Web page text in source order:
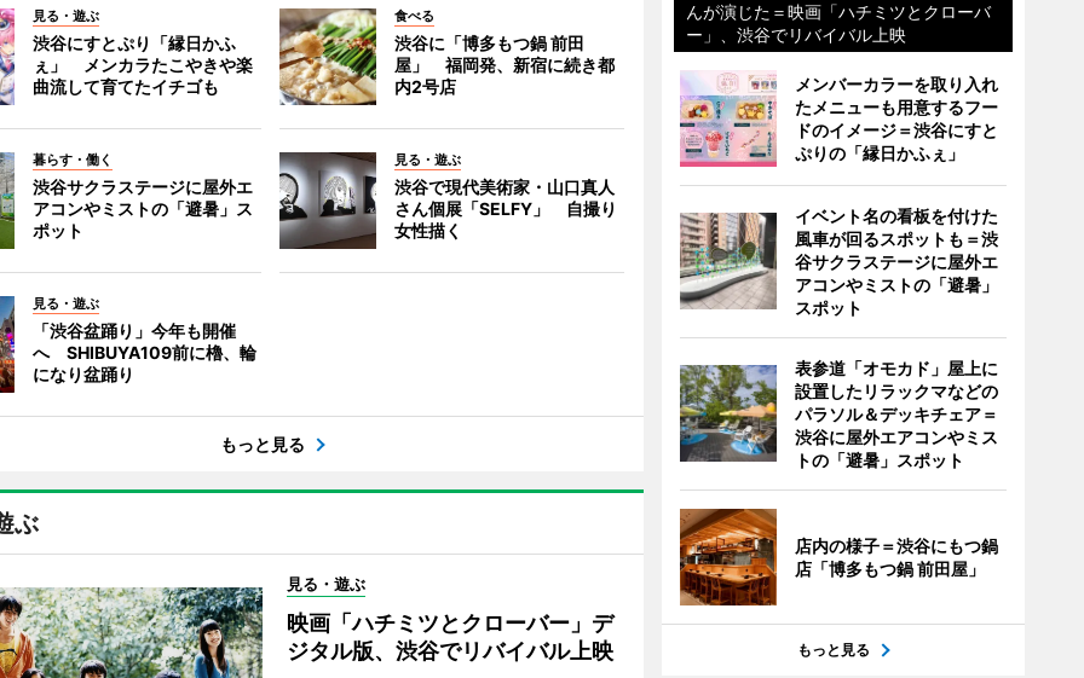
見る・遊ぶ
渋谷にすとぷり「縁日かふ
ぇ」 メンカラたこやきや楽
曲流して育てたイチゴも
食べる
渋谷に「博多もつ鍋 前田
屋」 福岡発、新宿に続き都
内2号店
暮らす・働く
渋谷サクラステージに屋外エ
アコンやミストの「避暑」ス
ポット
見る・遊ぶ
渋谷で現代美術家・山口真人
さん個展「SELFY」 自撮り
女性描く
見る・遊ぶ
「渋谷盆踊り」今年も開催
へ SHIBUYA109前に櫓、輪
になり盆踊り
もっと見る
ぶ
見る・遊ぶ
映画「ハチミツとクローバー」デ
ジタル版、渋谷でリバイバル上映
んが演じた＝映画「ハチミツとクローバ
ー」、渋谷でリバイバル上映
メンバーカラーを取り入れ
たメニューも用意するフー
ドのイメージ＝渋谷にすと
ぷりの「縁日かふぇ」
イベント名の看板を付けた
風車が回るスポットも＝渋
谷サクラステージに屋外エ
アコンやミストの「避暑」
スポット
表参道「オモカド」屋上に
設置したリラックマなどの
パラソル＆デッキチェア＝
渋谷に屋外エアコンやミス
トの「避暑」スポット
店内の様子＝渋谷にもつ鍋
店「博多もつ鍋 前田屋」
もっと見る